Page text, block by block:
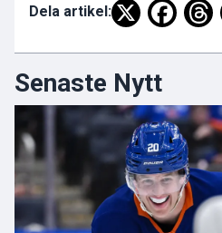
Dela artikel:
Senaste Nytt